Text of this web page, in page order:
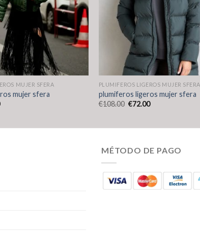
MUJER SFERA
mujer sfera
PLUMIFEROS LIGEROS MUJER SFERA
plumiferos ligeros mujer sfera
€108.00 €72.00
MÉTODO DE PAGO